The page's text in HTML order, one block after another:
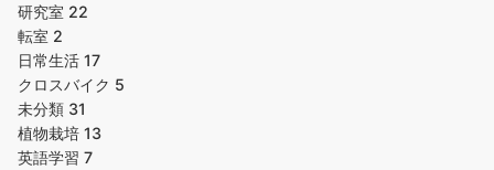
研究室 22
転室 2
日常生活 17
クロスバイク 5
未分類 31
植物栽培 13
英語学習 7